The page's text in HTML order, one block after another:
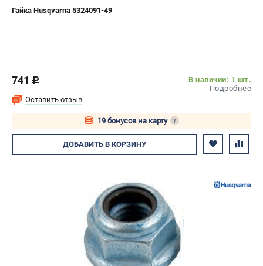
Гайка Husqvarna 5324091-49
741 c
В наличии: 1 шт.
Подробнее
Оставить отзыв
19 бонусов на карту ?
Авторизуйтесь
ДОБАВИТЬ В КОРЗИНУ